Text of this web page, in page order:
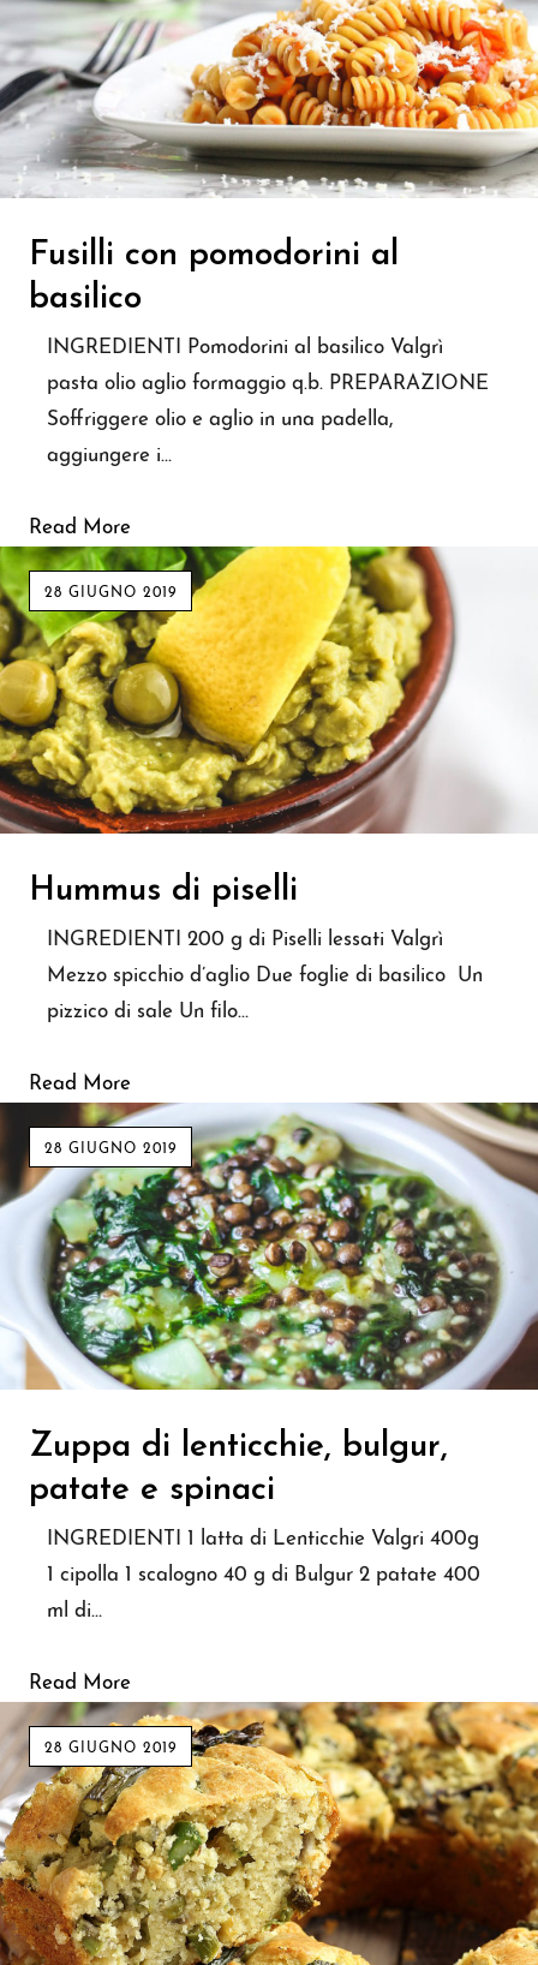
Fusilli con pomodorini al
basilico
INGREDIENTI Pomodorini al basilico Valgrì
pasta olio aglio formaggio q.b. PREPARAZIONE
Soffriggere olio e aglio in una padella,
aggiungere i…
Read More
28 GIUGNO 2019
Hummus di piselli
INGREDIENTI 200 g di Piselli lessati Valgrì
Mezzo spicchio d’aglio Due foglie di basilico Un
pizzico di sale Un filo…
Read More
28 GIUGNO 2019
Zuppa di lenticchie, bulgur,
patate e spinaci
INGREDIENTI 1 latta di Lenticchie Valgri 400g
1 cipolla 1 scalogno 40 g di Bulgur 2 patate 400
ml di…
Read More
28 GIUGNO 2019